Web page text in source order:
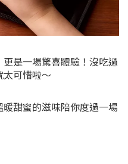
更是一場驚喜體驗！沒吃過
可惜啦～
甜蜜的滋味陪你度過一場